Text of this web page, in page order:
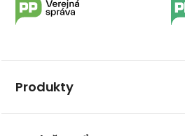
Produkty